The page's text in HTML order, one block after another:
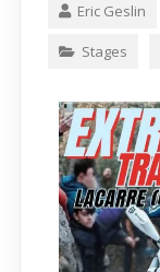
Eric Geslin
Stages